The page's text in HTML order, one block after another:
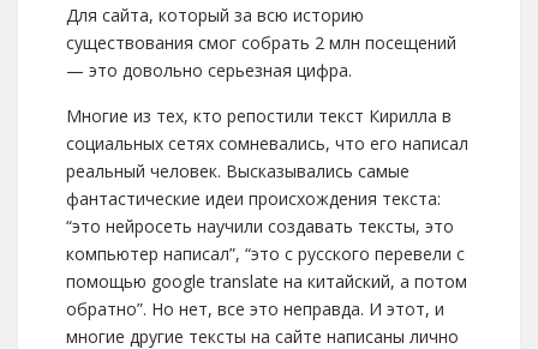
Для сайта, который за всю историю
существования смог собрать 2 млн посещений
— это довольно серьезная цифра.
Многие из тех, кто репостили текст Кирилла в
социальных сетях сомневались, что его написал
реальный человек. Высказывались самые
фантастические идеи происхождения текста:
“это нейросеть научили создавать тексты, это
компьютер написал”, “это с русского перевели с
помощью google translate на китайский, а потом
обратно”. Но нет, все это неправда. И этот, и
многие другие тексты на сайте написаны лично